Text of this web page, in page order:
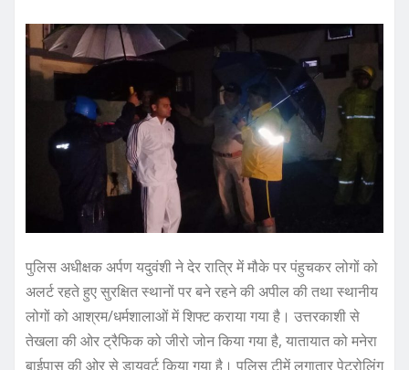
पुलिस अधीक्षक अर्पण यदुवंशी ने देर रात्रि में मौके पर पंहुचकर लोगों को
अलर्ट रहते हुए सुरक्षित स्थानों पर बने रहने की अपील की तथा स्थानीय
लोगों को आश्रम/धर्मशालाओं में शिफ्ट कराया गया है। उत्तरकाशी से
तेखला की ओर ट्रैफिक को जीरो जोन किया गया है, यातायात को मनेरा
बाईपास की ओर से डायवर्ट किया गया है। पुलिस टीमें लगातार पेट्रोलिंग